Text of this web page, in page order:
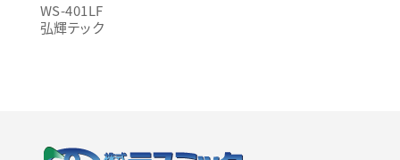
WS-401LF
弘輝テック